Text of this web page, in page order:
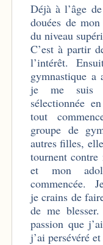
Déjà à l’âge
douées de
du niveau
C’est à partir
l’intérêt.
gymnastique a
je me suis
sélectionnée
tout
groupe de
autres filles,
tournent
et mon
commencée.
je crains de
de me
passion que
j’ai persévéré